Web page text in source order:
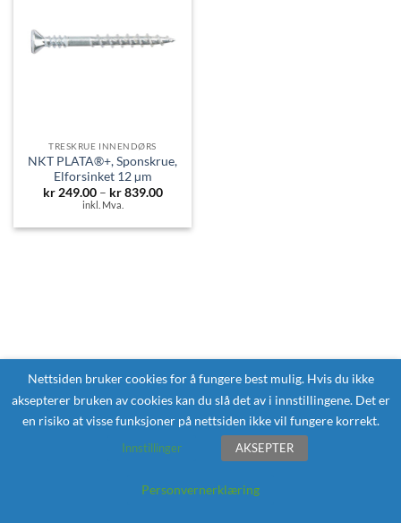
TRESKRUE INNENDØRS
NKT PLATA®+, Sponskrue,
Elforsinket 12 µm
kr249.00 – kr839.00Prisområde:
kr 839.00
inkl. Mva.
Nettsiden bruker cookies for å fungere best mulig. Hvis du ikke
aksepterer bruken av cookies kan du slå det av i innstillingene. Det er
en risiko at visse funksjoner på nettsiden ikke vil fungere korrekt.
Innstillinger AKSEPTER
Personvernerklæring